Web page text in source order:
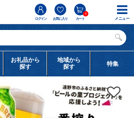
ログイン お気に入り カート
0
お礼品から
探す
地域から
探す
特集
メニュー